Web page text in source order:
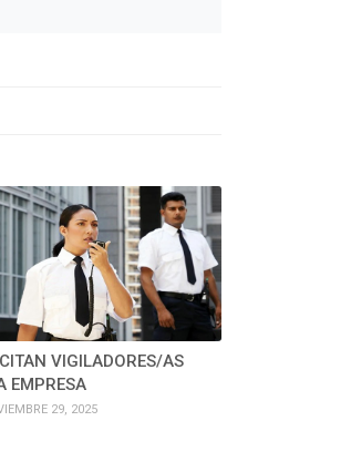
VIGILADORES/AS
EMPRESA
29, 2025